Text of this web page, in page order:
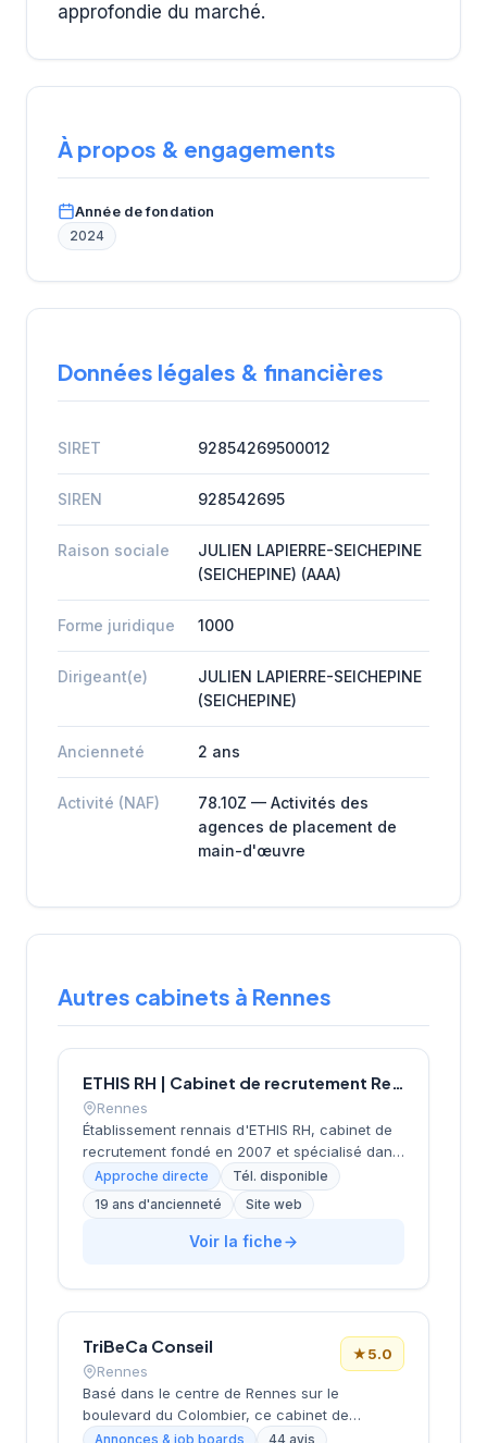
approfondie du marché.
À propos & engagements
Année de fondation
2024
Données légales & financières
SIRET 92854269500012
SIREN 928542695
Raison sociale
JULIEN LAPIERRE-SEICHEPINE
(SEICHEPINE) (AAA)
Forme juridique 1000
Dirigeant(e)
JULIEN LAPIERRE-SEICHEPINE
(SEICHEPINE)
Ancienneté 2 ans
Activité (NAF)
78.10Z — Activités des
agences de placement de
main-d'œuvre
Autres cabinets à Rennes
ETHIS RH | Cabinet de recrutement Rennes
Rennes
Établissement rennais d'ETHIS RH, cabinet de
recrutement fondé en 2007 et spécialisé dans
le conseil en ressources humaines. Depuis ses
bureaux rue Docteur Regnault, au cœur de
Rennes, l'équipe accompagne les entreprises
bretonnes dans leurs recherches de talents à
Approche directe
Tél. disponible
19 ans d'ancienneté
Site web
Voir la fiche
TriBeCa Conseil
Rennes
★5.0
Basé dans le centre de Rennes sur le
boulevard du Colombier, ce cabinet de
recrutement développe ses activités de